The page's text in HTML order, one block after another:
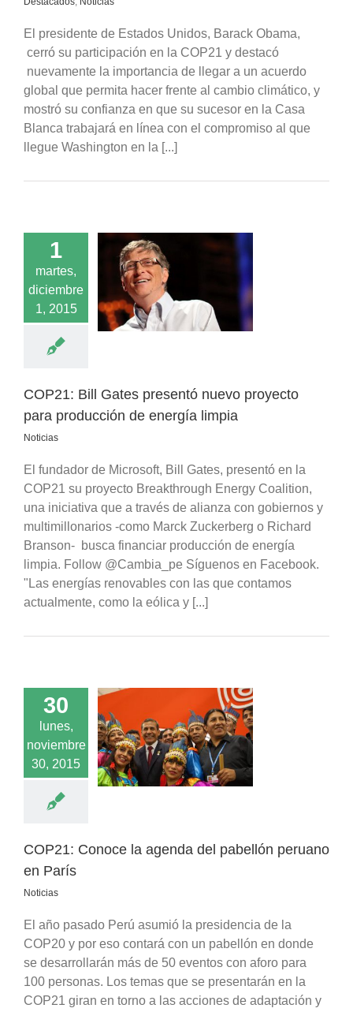
El presidente de Estados Unidos, Barack Obama,
cerró su participación en la COP21 y destacó
nuevamente la importancia de llegar a un acuerdo
global que permita hacer frente al cambio climático, y
mostró su confianza en que su sucesor en la Casa
Blanca trabajará en línea con el compromiso al que
llegue Washington en la [...]
1
martes,
diciembre
1, 2015
Bill Gates
nuevo proyecto
COP21: Bill Gates presentó nuevo proyecto
para producción de energía limpia
Noticias
El fundador de Microsoft, Bill Gates, presentó en la
COP21 su proyecto Breakthrough Energy Coalition,
una iniciativa que a través de alianza con gobiernos y
multimillonarios -como Marck Zuckerberg o Richard
Branson- busca financiar producción de energía
limpia. Follow @Cambia_pe Síguenos en Facebook.
"Las energías renovables con las que contamos
actualmente, como la eólica y [...]
30
lunes,
noviembre
30, 2015
la agenda
peruano en
Noticias
COP21: Conoce la agenda del pabellón peruano
en París
Noticias
El año pasado Perú asumió la presidencia de la
COP20 y por eso contará con un pabellón en donde
se desarrollarán más de 50 eventos con aforo para
100 personas. Los temas que se presentarán en la
COP21 giran en torno a las acciones de adaptación y